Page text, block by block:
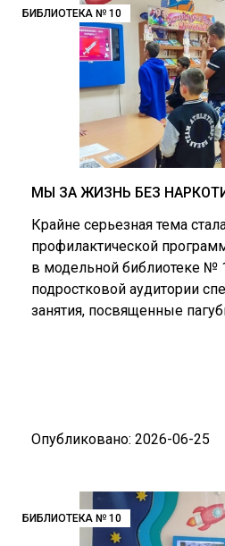
БИБЛИОТЕКА № 10
МЫ ЗА ЖИЗНЬ БЕЗ
Крайне серьезная тема
профилактической
в модельной библиотеке №
подростковой аудитории
занятия, посвященные
Опубликовано: 2026-06-25
БИБЛИОТЕКА № 10